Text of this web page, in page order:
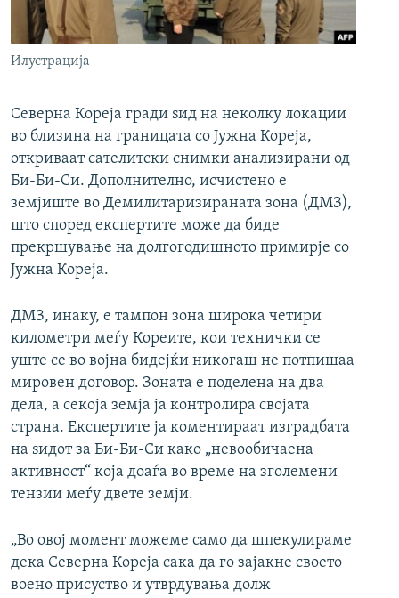
РСЕ веб страници
Илустрација
Северна Кореја гради ѕид на неколку локации
во близина на границата со Јужна Кореја,
откриваат сателитски снимки анализирани од
Би-Би-Си. Дополнително, исчистено е
земјиште во Демилитаризираната зона (ДМЗ),
што според експертите може да биде
прекршување на долгогодишното примирје со
Јужна Кореја.
ДМЗ, инаку, е тампон зона широка четири
километри меѓу Кореите, кои технички се
уште се во војна бидејќи никогаш не потпишаа
мировен договор. Зоната е поделена на два
дела, а секоја земја ја контролира својата
страна. Експертите ја коментираат изградбата
на ѕидот за Би-Би-Си како „невообичаена
активност“ која доаѓа во време на зголемени
тензии меѓу двете земји.
„Во овој момент можеме само да шпекулираме
дека Северна Кореја сака да го зајакне своето
воено присуство и утврдувања долж